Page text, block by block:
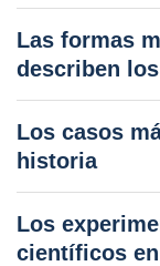
Las formas
describen
Los casos
historia
Los
científicos